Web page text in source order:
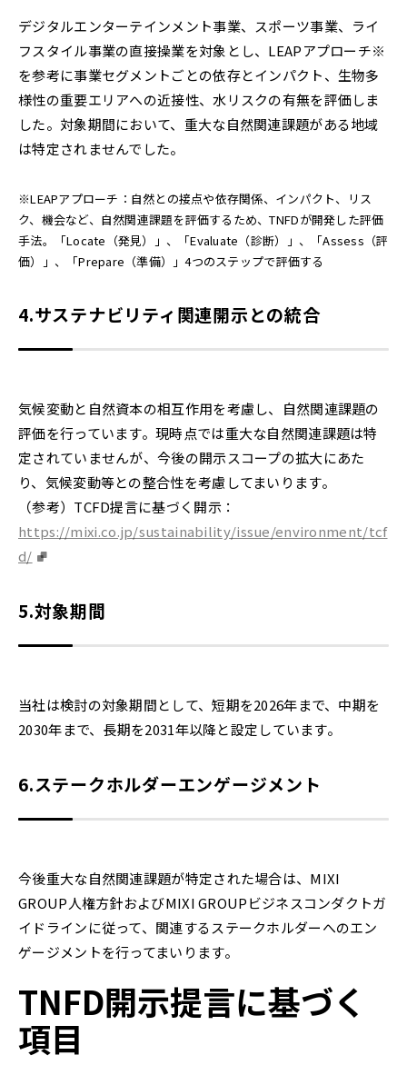
デジタルエンターテインメント事業、スポーツ事業、ライ
フスタイル事業の直接操業を対象とし、LEAPアプローチ※
を参考に事業セグメントごとの依存とインパクト、生物多
様性の重要エリアへの近接性、水リスクの有無を評価しま
した。対象期間において、重大な自然関連課題がある地域
は特定されませんでした。
※LEAPアプローチ：自然との接点や依存関係、インパクト、リス
ク、機会など、自然関連課題を評価するため、TNFDが開発した評価
手法。「Locate（発見）」、「Evaluate（診断）」、「Assess（評
価）」、「Prepare（準備）」4つのステップで評価する
4.サステナビリティ関連開示との統合
気候変動と自然資本の相互作用を考慮し、自然関連課題の
評価を行っています。現時点では重大な自然関連課題は特
定されていませんが、今後の開示スコープの拡大にあた
り、気候変動等との整合性を考慮してまいります。
（参考）TCFD提言に基づく開示：
https://mixi.co.jp/sustainability/issue/environment/tcf
d/
5.対象期間
当社は検討の対象期間として、短期を2026年まで、中期を
2030年まで、長期を2031年以降と設定しています。
6.ステークホルダーエンゲージメント
今後重大な自然関連課題が特定された場合は、MIXI
GROUP人権方針およびMIXI GROUPビジネスコンダクトガ
イドラインに従って、関連するステークホルダーへのエン
ゲージメントを行ってまいります。
TNFD開示提言に基づく
項目